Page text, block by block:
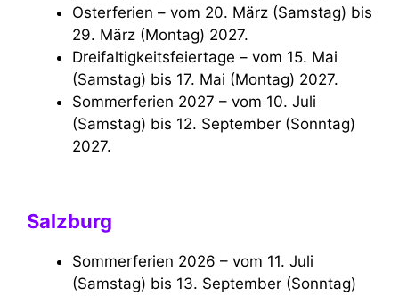
Osterferien – vom 20. März (Samstag) bis
29. März (Montag) 2027.
Dreifaltigkeitsfeiertage – vom 15. Mai
(Samstag) bis 17. Mai (Montag) 2027.
Sommerferien 2027 – vom 10. Juli
(Samstag) bis 12. September (Sonntag)
2027.
Salzburg
Sommerferien 2026 – vom 11. Juli
(Samstag) bis 13. September (Sonntag)